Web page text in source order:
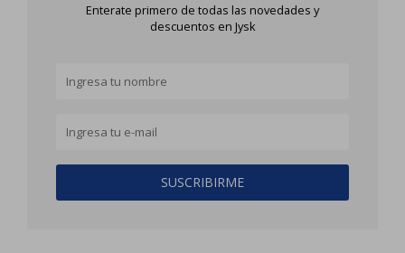
Enterate primero de todas las novedades y
descuentos en Jysk
SUSCRIBIRME